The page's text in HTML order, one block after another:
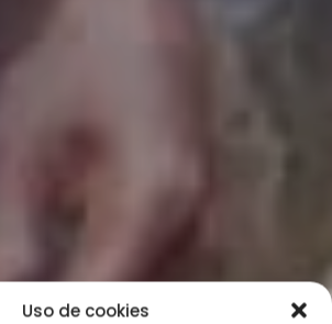
Uso de cookies